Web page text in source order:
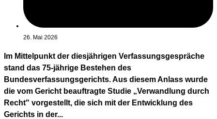
26. Mai 2026
Im Mittelpunkt der diesjährigen Verfassungsgespräche
stand das 75-jährige Bestehen des
Bundesverfassungsgerichts. Aus diesem Anlass wurde
die vom Gericht beauftragte Studie „Verwandlung durch
Recht" vorgestellt, die sich mit der Entwicklung des
Gerichts in der...